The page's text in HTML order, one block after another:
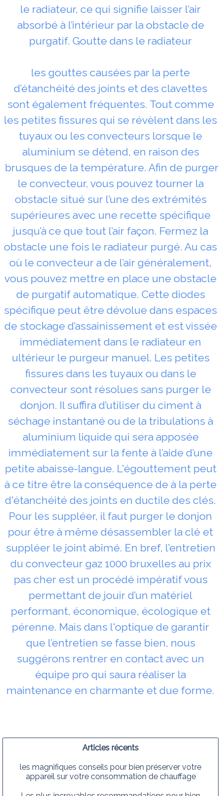
le radiateur, ce qui signifie laisser l’air
absorbé à l’intérieur par la obstacle de
purgatif. Goutte dans le radiateur
les gouttes causées par la perte
d’étanchéité des joints et des clavettes
sont également fréquentes. Tout comme
les petites fissures qui se révèlent dans les
tuyaux ou les convecteurs lorsque le
aluminium se détend, en raison des
brusques de la température. Afin de purger
le convecteur, vous pouvez tourner la
obstacle situé sur l’une des extrémités
supérieures avec une recette spécifique
jusqu’à ce que tout l’air façon. Fermez la
obstacle une fois le radiateur purgé. Au cas
où le convecteur a de l’air généralement,
vous pouvez mettre en place une obstacle
de purgatif automatique. Cette diodes
spécifique peut être dévolue dans espaces
de stockage d’assainissement et est vissée
immédiatement dans le radiateur en
ultérieur le purgeur manuel. Les petites
fissures dans les tuyaux ou dans le
convecteur sont résolues sans purger le
donjon. Il suffira d’utiliser du ciment à
séchage instantané ou de la tribulations à
aluminium liquide qui sera apposée
immédiatement sur la fente à l’aide d’une
petite abaisse-langue. L'égouttement peut
à ce titre être la conséquence de à la perte
d'étanchéité des joints en ductile des clés.
Pour les suppléer, il faut purger le donjon
pour être à même désassembler la clé et
suppléer le joint abîmé. En bref, l’entretien
du convecteur gaz 1000 bruxelles au prix
pas cher est un procédé impératif vous
permettant de jouir d’un matériel
performant, économique, écologique et
pérenne. Mais dans l'optique de garantir
que l’entretien se fasse bien, nous
suggérons rentrer en contact avec un
équipe pro qui saura réaliser la
maintenance en charmante et due forme.
Articles récents
les magnifiques conseils pour bien préserver votre
appareil sur votre consommation de chauffage